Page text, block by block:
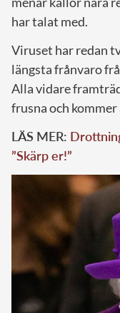
har talat med.
Viruset har redan
längsta frånvaro
Alla vidare
frusna och
LÄS MER:
”Skärp er!”